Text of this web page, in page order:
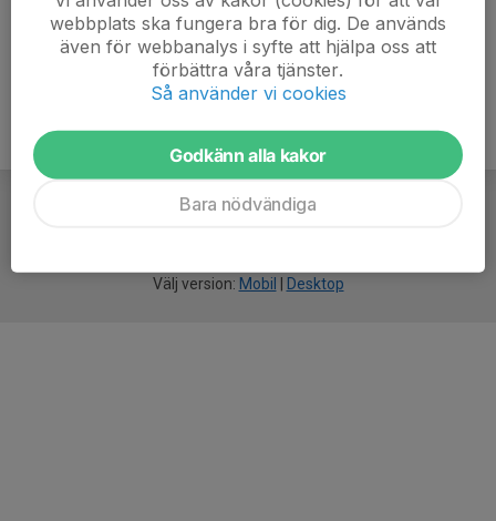
Ålder 57 år
Välj version: Mobil Desktop
webbplats ska fungera bra för dig. De används
även för webbanalys i syfte att hjälpa oss att
förbättra våra tjänster.
Så använder vi cookies
Godkänn alla kakor
Bara nödvändiga